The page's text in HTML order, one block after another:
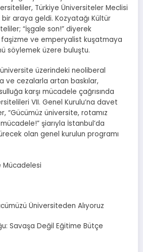
Türkiye Üniversiteler Meclisi
bir araya geldi. Kozyatağı Kültür
“İşgale son!” diyerek
faşizme ve emperyalist kuşatmaya
söylemek üzere buluştu.
üzerindeki neoliberal
ve cezalarla artan baskılar,
karşı mücadele çağrısında
VII. Genel Kurulu’na davet
“Gücümüz üniversite, rotamız
şiarıyla İstanbul’da
olan genel kurulun programı
Mücadelesi
Üniversiteden Alıyoruz
Savaşa Değil Eğitime Bütçe